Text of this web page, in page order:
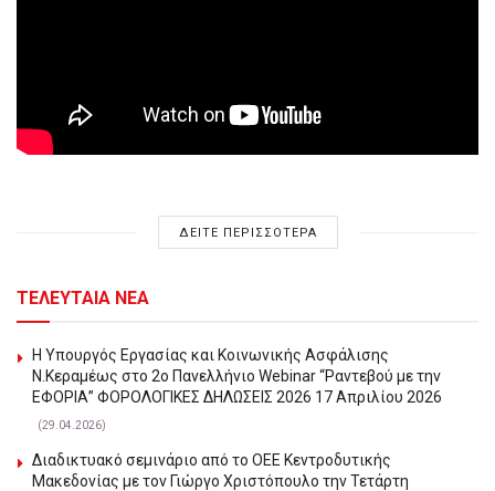
ΔΕΙΤΕ ΠΕΡΙΣΣΟΤΕΡΑ
ΤΕΛΕΥΤΑΙΑ ΝΕΑ
Η Υπουργός Εργασίας και Κοινωνικής Ασφάλισης
Ν.Κεραμέως στο 2o Πανελλήνιο Webinar “Ραντεβού με την
ΕΦΟΡΙΑ” ΦΟΡΟΛΟΓΙΚΕΣ ΔΗΛΩΣΕΙΣ 2026 17 Απριλίου 2026
(29.04.2026)
Διαδικτυακό σεμινάριο από το ΟΕΕ Κεντροδυτικής
Μακεδονίας με τον Γιώργο Χριστόπουλο την Τετάρτη